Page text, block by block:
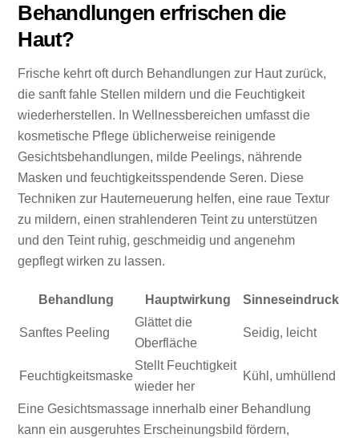
Behandlungen erfrischen die
Haut?
Frische kehrt oft durch Behandlungen zur Haut zurück,
die sanft fahle Stellen mildern und die Feuchtigkeit
wiederherstellen. In Wellnessbereichen umfasst die
kosmetische Pflege üblicherweise reinigende
Gesichtsbehandlungen, milde Peelings, nährende
Masken und feuchtigkeitsspendende Seren. Diese
Techniken zur Hauterneuerung helfen, eine raue Textur
zu mildern, einen strahlenderen Teint zu unterstützen
und den Teint ruhig, geschmeidig und angenehm
gepflegt wirken zu lassen.
Behandlung Hauptwirkung Sinneseindruck
Sanftes Peeling
Glättet die
Oberfläche
Seidig, leicht
Feuchtigkeitsmaske
Stellt Feuchtigkeit
wieder her
Kühl, umhüllend
Eine Gesichtsmassage innerhalb einer Behandlung
kann ein ausgeruhtes Erscheinungsbild fördern,